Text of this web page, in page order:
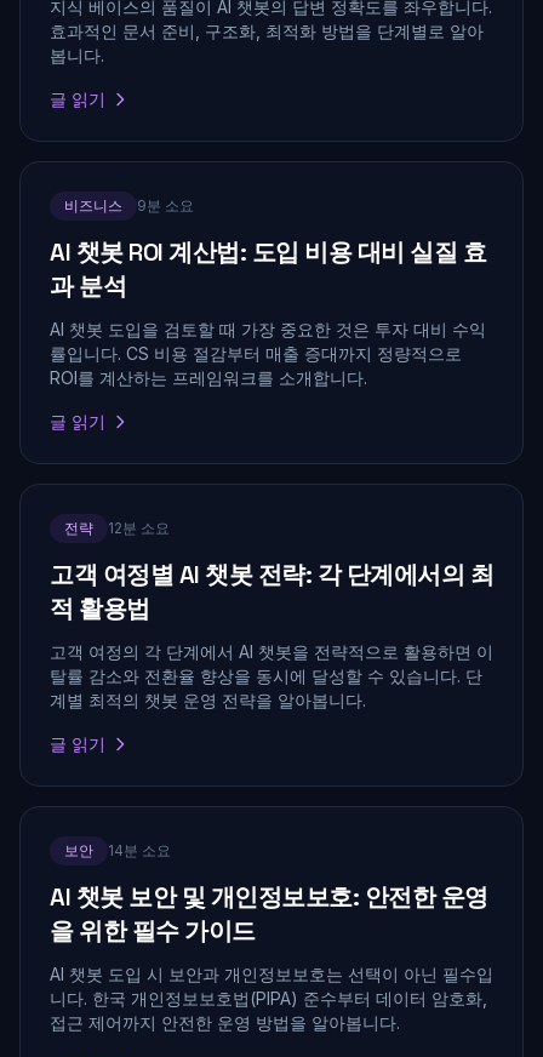
지식 베이스의 품질이 AI 챗봇의 답변 정확도를 좌우합니다.
효과적인 문서 준비, 구조화, 최적화 방법을 단계별로 알아
봅니다.
글 읽기
비즈니스 9분 소요
AI 챗봇 ROI 계산법: 도입 비용 대비 실질 효
과 분석
AI 챗봇 도입을 검토할 때 가장 중요한 것은 투자 대비 수익
률입니다. CS 비용 절감부터 매출 증대까지 정량적으로
ROI를 계산하는 프레임워크를 소개합니다.
글 읽기
전략 12분 소요
고객 여정별 AI 챗봇 전략: 각 단계에서의 최
적 활용법
고객 여정의 각 단계에서 AI 챗봇을 전략적으로 활용하면 이
탈률 감소와 전환율 향상을 동시에 달성할 수 있습니다. 단
계별 최적의 챗봇 운영 전략을 알아봅니다.
글 읽기
보안 14분 소요
AI 챗봇 보안 및 개인정보보호: 안전한 운영
을 위한 필수 가이드
AI 챗봇 도입 시 보안과 개인정보보호는 선택이 아닌 필수입
니다. 한국 개인정보보호법(PIPA) 준수부터 데이터 암호화,
접근 제어까지 안전한 운영 방법을 알아봅니다.